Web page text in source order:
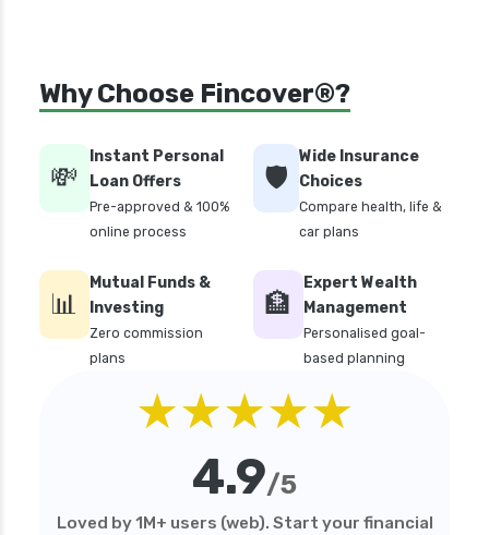
Why Choose Fincover®?
💸
Instant Personal
Loan Offers
Pre-approved & 100%
online process
🛡️
Wide Insurance
Choices
Compare health, life &
car plans
📊
Mutual Funds &
Investing
Zero commission
plans
🏦
Expert Wealth
Management
Personalised goal-
based planning
★★★★★
4.9/5
Loved by 1M+ users (web). Start your financial